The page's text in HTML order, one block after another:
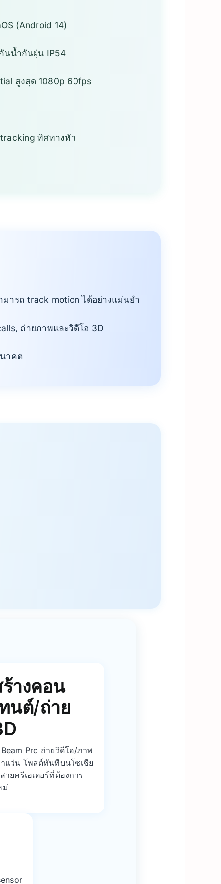
(Android 14)
นน้ำกันฝุ่น IP54
สูงสุด 1080p 60fps
ทิศทางหัว
ารถ track motion ได้อย่างแม่นยำ
ถ่ายภาพและวิดีโอ 3D
าคต
างคอน
นต์/ถ่าย
Pro ถ่ายวิดีโอ/ภาพ
าแว่น โพสต์ทันทีบนโซเชีย
ายครีเอเตอร์ที่ต้องการ
ม่